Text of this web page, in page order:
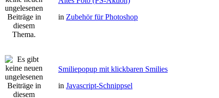
in Zubehör für Photoshop
Smiliepopup mit klickbaren Smilies
in Javascript-Schnippsel